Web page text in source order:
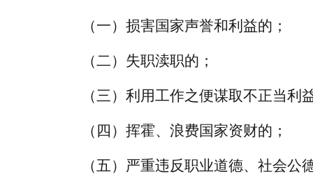
（一）损害国家声誉和利益的；
（二）失职渎职的；
（三）利用工作之便谋取不正当利
（四）挥霍、浪费国家资财的；
（五）严重违反职业道德、社会公